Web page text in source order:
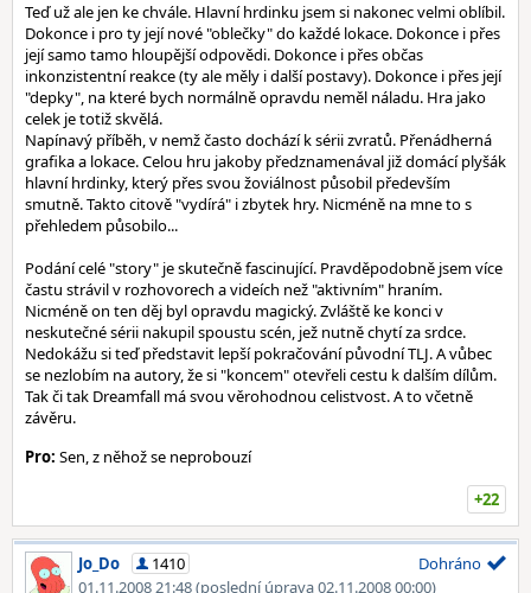
Teď už ale jen ke chvále. Hlavní hrdinku jsem si nakonec velmi oblíbil.
Dokonce i pro ty její nové "oblečky" do každé lokace. Dokonce i přes
její samo tamo hloupější odpovědi. Dokonce i přes občas
inkonzistentní reakce (ty ale měly i další postavy). Dokonce i přes její
"depky", na které bych normálně opravdu neměl náladu. Hra jako
celek je totiž skvělá.
Napínavý příběh, v nemž často dochází k sérii zvratů. Přenádherná
grafika a lokace. Celou hru jakoby předznamenával již domácí plyšák
hlavní hrdinky, který přes svou žoviálnost působil především
smutně. Takto citově "vydírá" i zbytek hry. Nicméně na mne to s
přehledem působilo...
Podání celé "story" je skutečně fascinující. Pravděpodobně jsem více
častu strávil v rozhovorech a videích než "aktivním" hraním.
Nicméně on ten děj byl opravdu magický. Zvláště ke konci v
neskutečné sérii nakupil spoustu scén, jež nutně chytí za srdce.
Nedokážu si teď představit lepší pokračování původní TLJ. A vůbec
se nezlobím na autory, že si "koncem" otevřeli cestu k dalším dílům.
Tak či tak Dreamfall má svou věrohodnou celistvost. A to včetně
závěru.
Pro: Sen, z něhož se neprobouzí
+22
Jo_Do
1410
01.11.2008 21:48(poslední úprava 02.11.2008 00:00)
Dohráno